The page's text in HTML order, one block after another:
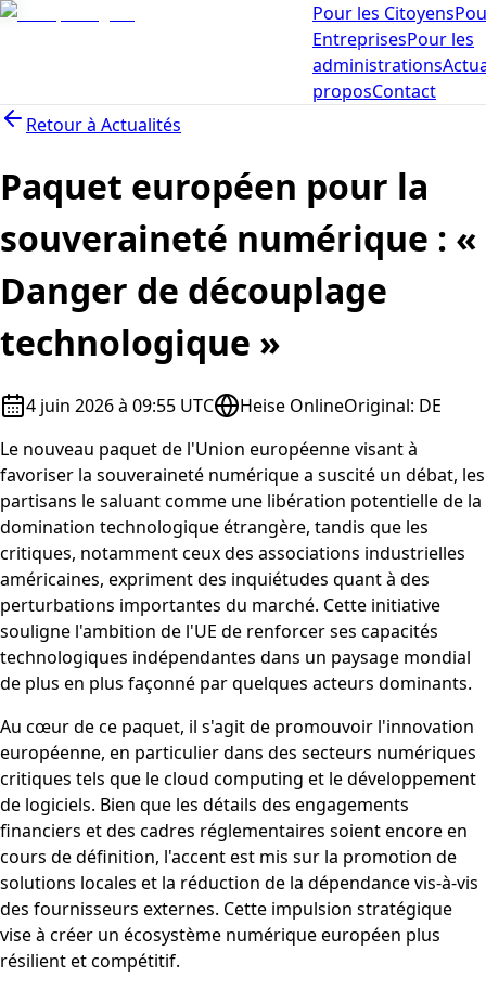
Pour les Citoyens
EntreprisesPour les
administrations
proposContact
Retour à Actualités
Paquet européen pour la
souveraineté numérique : «
Danger de découplage
technologique »
4 juin 2026 à 09:55 UTC Heise OnlineOriginal: DE
Le nouveau paquet de l'Union européenne visant à
favoriser la souveraineté numérique a suscité un débat, les
partisans le saluant comme une libération potentielle de la
domination technologique étrangère, tandis que les
critiques, notamment ceux des associations industrielles
américaines, expriment des inquiétudes quant à des
perturbations importantes du marché. Cette initiative
souligne l'ambition de l'UE de renforcer ses capacités
technologiques indépendantes dans un paysage mondial
de plus en plus façonné par quelques acteurs dominants.
Au cœur de ce paquet, il s'agit de promouvoir l'innovation
européenne, en particulier dans des secteurs numériques
critiques tels que le cloud computing et le développement
de logiciels. Bien que les détails des engagements
financiers et des cadres réglementaires soient encore en
cours de définition, l'accent est mis sur la promotion de
solutions locales et la réduction de la dépendance vis-à-vis
des fournisseurs externes. Cette impulsion stratégique
vise à créer un écosystème numérique européen plus
résilient et compétitif.